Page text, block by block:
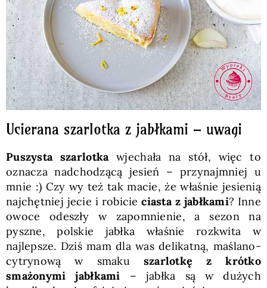
Ucierana szarlotka z jabłkami – uwagi
Puszysta szarlotkawjechała na stół, więc to
oznacza nadchodzącą jesień – przynajmniej u
mnie :) Czy wy też tak macie, że właśnie jesienią
najchętniej jecie i robicieciasta z jabłkami? Inne
owoce odeszły w zapomnienie, a sezon na
pyszne, polskie jabłka właśnie rozkwita w
najlepsze. Dziś mam dla was delikatną, maślano-
cytrynową w smakuszarlotkę z krótko
smażonymi jabłkami – jabłka są w dużych